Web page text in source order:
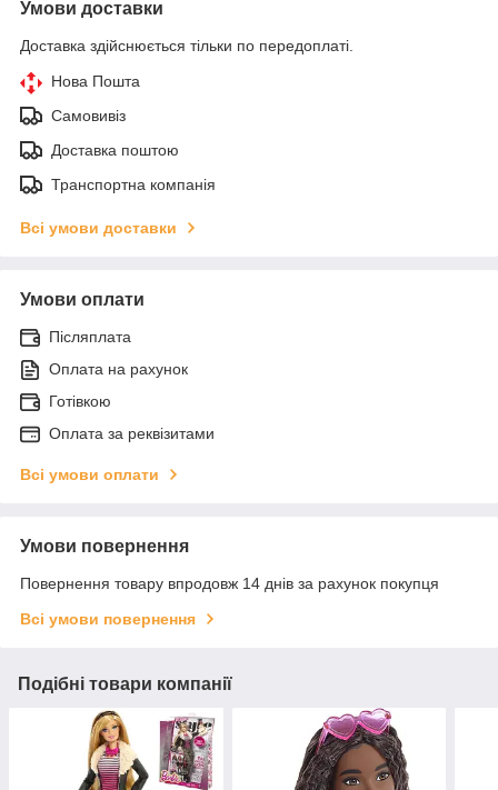
Умови доставки
Доставка здійснюється тільки по передоплаті.
Нова Пошта
Самовивіз
Доставка поштою
Транспортна компанія
Всі умови доставки
Умови оплати
Післяплата
Оплата на рахунок
Готівкою
Оплата за реквізитами
Всі умови оплати
Умови повернення
Повернення товару впродовж 14 днів за рахунок покупця
Всі умови повернення
Подібні товари компанії